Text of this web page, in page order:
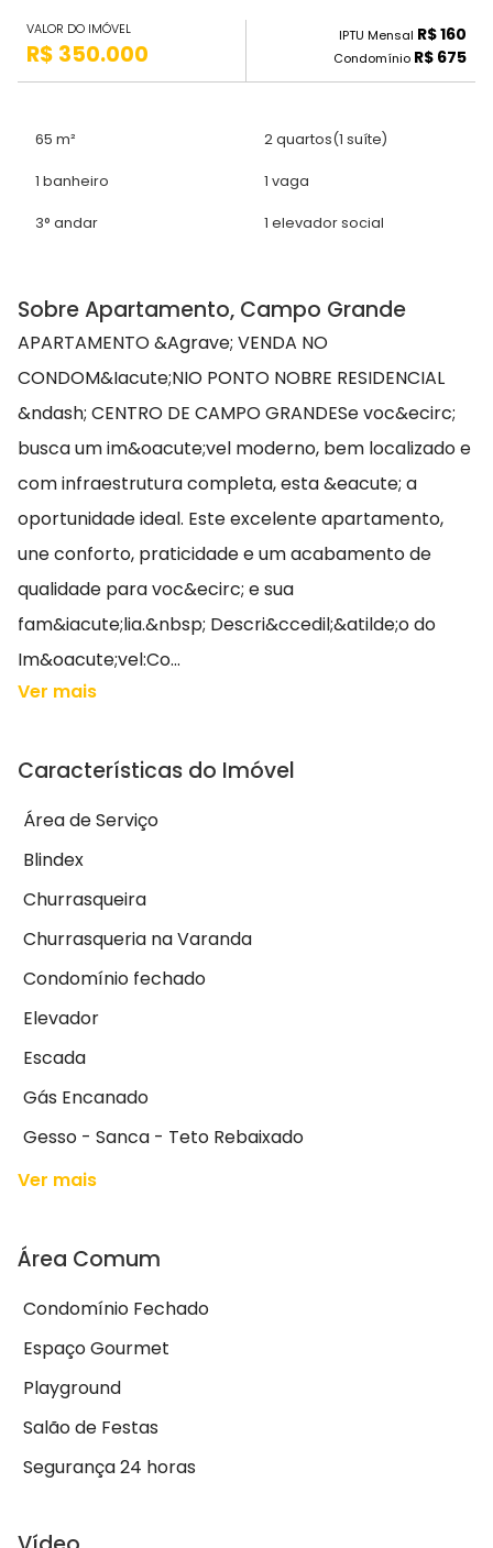
VALOR DO IMÓVEL
R$ 350.000
IPTU Mensal R$ 160
Condomínio R$ 675
65 m² 2 quartos(1 suíte)
1 banheiro 1 vaga
3° andar 1 elevador social
Sobre Apartamento, Campo Grande
APARTAMENTO &Agrave; VENDA NO
CONDOM&Iacute;NIO PONTO NOBRE RESIDENCIAL
&ndash; CENTRO DE CAMPO GRANDESe voc&ecirc;
busca um im&oacute;vel moderno, bem localizado e
com infraestrutura completa, esta &eacute; a
oportunidade ideal. Este excelente apartamento,
une conforto, praticidade e um acabamento de
qualidade para voc&ecirc; e sua
fam&iacute;lia.&nbsp; Descri&ccedil;&atilde;o do
Im&oacute;vel:Co...
Ver mais
Características do Imóvel
Área de Serviço
Blindex
Churrasqueira
Churrasqueria na Varanda
Condomínio fechado
Elevador
Escada
Gás Encanado
Gesso - Sanca - Teto Rebaixado
Ver mais
Área Comum
Condomínio Fechado
Espaço Gourmet
Playground
Salão de Festas
Segurança 24 horas